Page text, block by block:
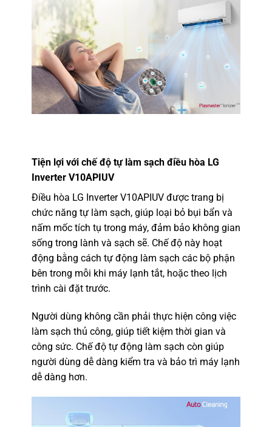
Tiện lợi với chế độ tự làm sạch điều hòa LG
Inverter V10APIUV
Điều hòa LG Inverter V10APIUV được trang bị
chức năng tự làm sạch, giúp loại bỏ bụi bẩn và
nấm mốc tích tụ trong máy, đảm bảo không gian
sống trong lành và sạch sẽ. Chế độ này hoạt
động bằng cách tự động làm sạch các bộ phận
bên trong mỗi khi máy lạnh tắt, hoặc theo lịch
trình cài đặt trước.
Người dùng không cần phải thực hiện công việc
làm sạch thủ công, giúp tiết kiệm thời gian và
công sức. Chế độ tự động làm sạch còn giúp
người dùng dễ dàng kiểm tra và bảo trì máy lạnh
dễ dàng hơn.